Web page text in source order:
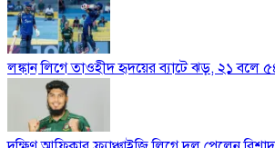
লঙ্কান লিগে তাওহীদ হৃদয়ের ব্যাটে ঝড়, ২১ বলে